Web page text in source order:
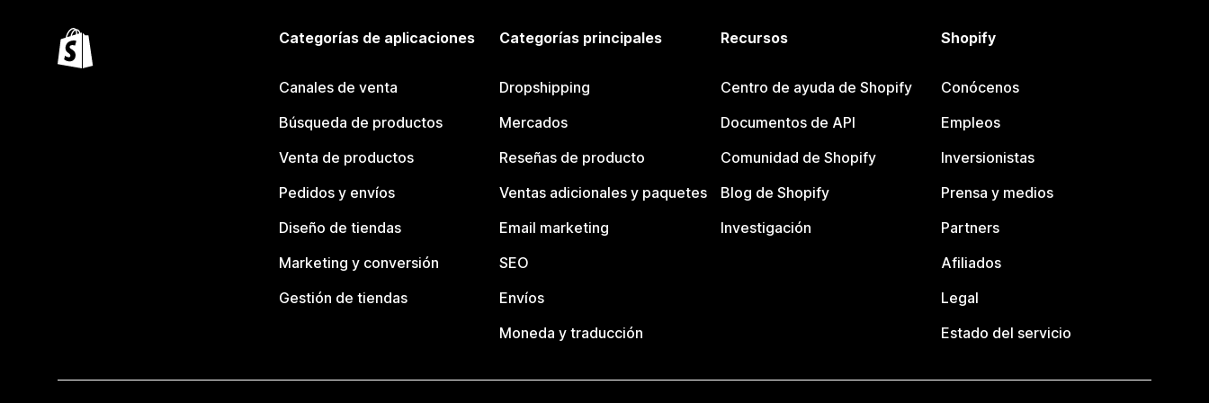
Categorías de aplicaciones
Canales de venta
Búsqueda de productos
Venta de productos
Pedidos y envíos
Diseño de tiendas
Marketing y conversión
Gestión de tiendas
Categorías principales
Dropshipping
Mercados
Reseñas de producto
Ventas adicionales y paquetes
Email marketing
SEO
Envíos
Moneda y traducción
Recursos
Centro de ayuda de Shopify
Documentos de API
Comunidad de Shopify
Blog de Shopify
Investigación
Shopify
Conócenos
Empleos
Inversionistas
Prensa y medios
Partners
Afiliados
Legal
Estado del servicio